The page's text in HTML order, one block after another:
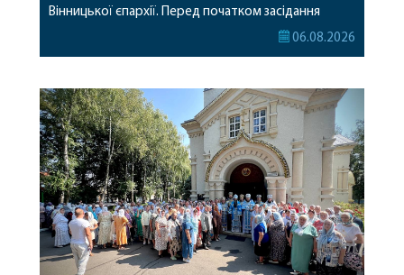
Вінницької єпархії. Перед початком засідання
секретар Єпархіальної Ради від імені членів Ради
побажавши йому міцного здоров’я, Божої
допомоги, миру, духовної радості та
благословенних успіхів у подальшому
архіпастирському служінні. […]
06.08.2026